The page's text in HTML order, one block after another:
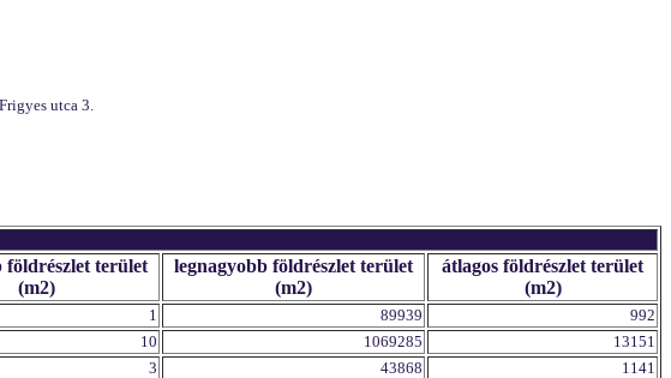
utca 3.
földrészlet terület
(m2)
legnagyobb földrészlet terület
(m2)
átlagos földrészlet terület
(m2)
1 89939
992
10 1069285
13151
3 43868 1141